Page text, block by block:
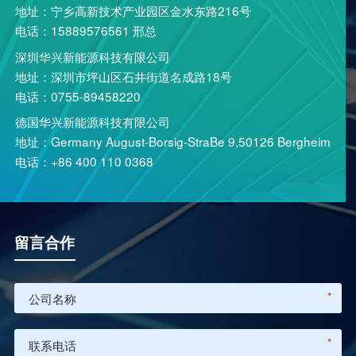
地址：宁乡高新技术产业园区金水东路216号
电话：15889576561 邢总
深圳华兴新能源科技有限公司
地址：深圳市坪山区石井街道名成路18号
电话：0755-89458220
德国华兴新能源科技有限公司
地址：Germany August-Borsig-StraBe 9,50126 Bergheim
电话：+86 400 110 0368
留言合作
*
*